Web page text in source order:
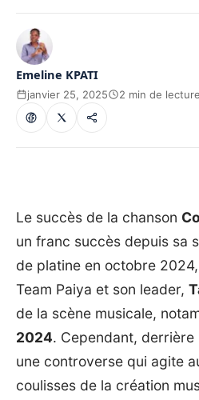
Emeline KPATI
janvier 25, 2025 2 min de lecture
Le succès de la chanson
un franc succès depuis sa
de platine en octobre
Team Paiya et son leader,
de la scène musicale,
2024. Cependant,
une controverse qui agite
coulisses de la création